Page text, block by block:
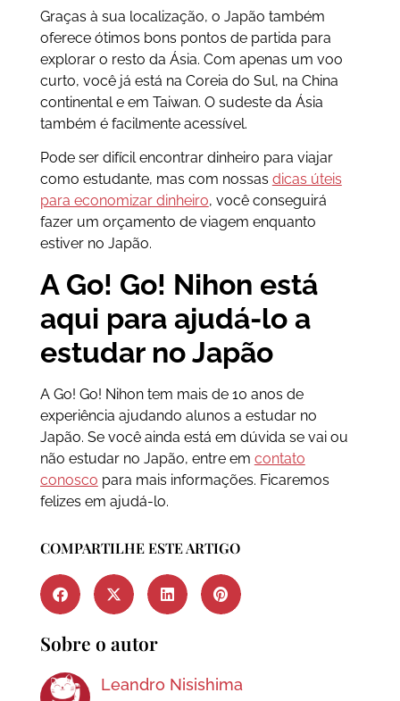
Graças à sua localização, o Japão também
oferece ótimos bons pontos de partida para
explorar o resto da Ásia. Com apenas um voo
curto, você já está na Coreia do Sul, na China
continental e em Taiwan. O sudeste da Ásia
também é facilmente acessível.
Pode ser difícil encontrar dinheiro para viajar
como estudante, mas com nossas dicas úteis
para economizar dinheiro, você conseguirá
fazer um orçamento de viagem enquanto
estiver no Japão.
A Go! Go! Nihon está
aqui para ajudá-lo a
estudar no Japão
A Go! Go! Nihon tem mais de 10 anos de
experiência ajudando alunos a estudar no
Japão. Se você ainda está em dúvida se vai ou
não estudar no Japão, entre em contato
conosco para mais informações. Ficaremos
felizes em ajudá-lo.
COMPARTILHE ESTE ARTIGO
Sobre o autor
Leandro Nisishima